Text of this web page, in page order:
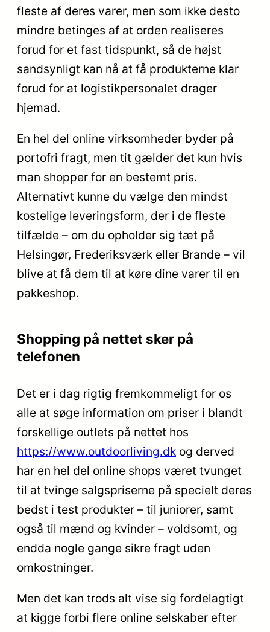
fleste af deres varer, men som ikke desto
mindre betinges af at orden realiseres
forud for et fast tidspunkt, så de højst
sandsynligt kan nå at få produkterne klar
forud for at logistikpersonalet drager
hjemad.
En hel del online virksomheder byder på
portofri fragt, men tit gælder det kun hvis
man shopper for en bestemt pris.
Alternativt kunne du vælge den mindst
kostelige leveringsform, der i de fleste
tilfælde – om du opholder sig tæt på
Helsingør, Frederiksværk eller Brande – vil
blive at få dem til at køre dine varer til en
pakkeshop.
Shopping på nettet sker på
telefonen
Det er i dag rigtig fremkommeligt for os
alle at søge information om priser i blandt
forskellige outlets på nettet hos
https://www.outdoorliving.dk og derved
har en hel del online shops været tvunget
til at tvinge salgspriserne på specielt deres
bedst i test produkter – til juniorer, samt
også til mænd og kvinder – voldsomt, og
endda nogle gange sikre fragt uden
omkostninger.
Men det kan trods alt vise sig fordelagtigt
at kigge forbi flere online selskaber efter